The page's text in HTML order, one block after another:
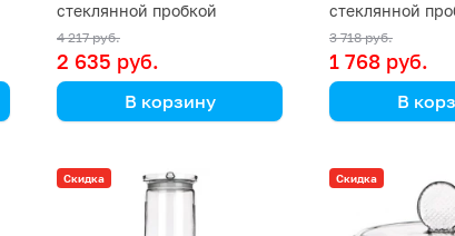
стеклянной пробкой
4 217 руб.
2 635 руб.
В корзину
(Кат. № 1503/ВS/632 431
091 038) (Simax)
стеклянной
точности ±мл
3 718 руб.
1 768 руб.
В
(Кат. № 1503/
091 030)
Скидка Скидка